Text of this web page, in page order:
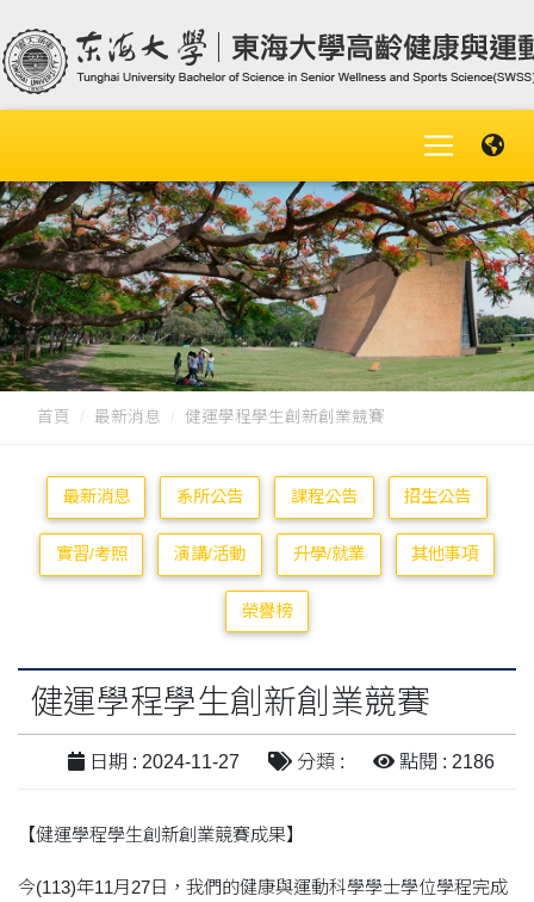
首頁 最新消息 健運學程學生創新創業競賽
最新消息 系所公告 課程公告 招生公告
實習/考照 演講/活動 升學/就業 其他事項
榮譽榜
健運學程學生創新創業競賽
日期 : 2024-11-27 分類 : 點閱 : 2186
【健運學程學生創新創業競賽成果】
今(113)年11月27日，我們的健康與運動科學學士學位學程完成